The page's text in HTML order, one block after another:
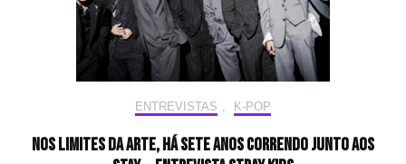
ENTREVISTAS K-POP
Nos limites da arte, há sete anos correndo junto aos